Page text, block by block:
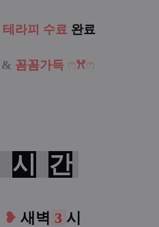
테라피 수료 완료
& 꼼꼼가득 ෆꕮෆ
시 간
❥ 새벽 3 시